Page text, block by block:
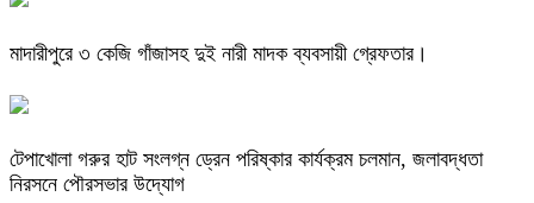
মাদারীপুরে ৩ কেজি গাঁজাসহ দুই নারী মাদক ব্যবসায়ী গ্রেফতার।
টেপাখোলা গরুর হাট সংলগ্ন ড্রেন পরিষ্কার কার্যক্রম চলমান, জলাবদ্ধতা
নিরসনে পৌরসভার উদ্যোগ